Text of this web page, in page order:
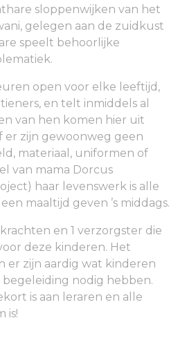
sloppenwijken van het
gelegen aan de zuidkust
speelt behoorlijke
open voor elke leeftijd,
en telt inmiddels al
van hen komen hier uit
er zijn gewoonweg geen
materiaal, uniformen of
van mama Dorcus
haar levenswerk is alle
maaltijd geven ’s middags.
en 1 verzorgster die
deze kinderen. Het
er zijn aardig wat kinderen
nodig hebben.
is aan leraren en alle
is!